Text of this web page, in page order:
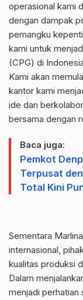
operasional kami
dengan dampak
pemangku
kami untuk
(CPG) di
Kami akan
kantor kami
ide dan
bersama dengan
Baca juga:
Pemkot
Terpusat
Total Kini
Sementara
internasional,
kualitas produksi
Dalam
menjadi perhatian